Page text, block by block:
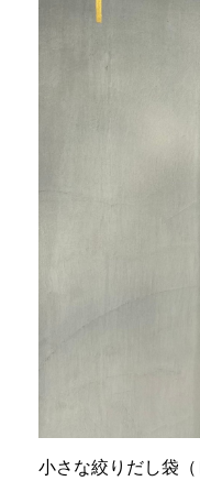
小さな絞りだし袋